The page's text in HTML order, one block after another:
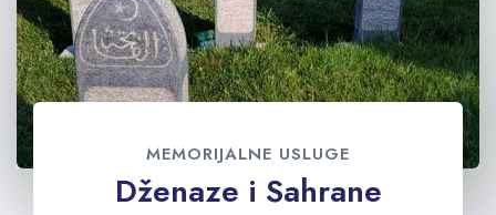
MEMORIJALNE USLUGE
Dženaze i Sahrane